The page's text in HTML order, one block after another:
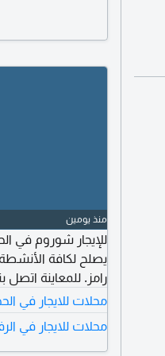
منذ يومين
رامز. للمعاينة
محلات للايجار في
محلات للايجار في